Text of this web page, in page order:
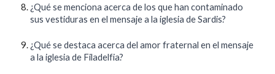
¿Qué se menciona acerca de los que han contaminado
sus vestiduras en el mensaje a la iglesia de Sardis?
¿Qué se destaca acerca del amor fraternal en el mensaje
a la iglesia de Filadelfia?